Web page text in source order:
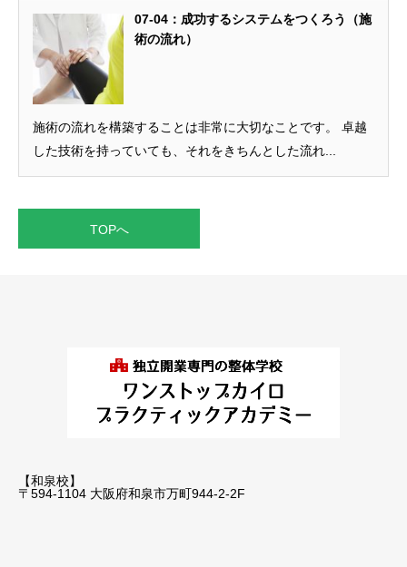
07-04：成功するシステムをつくろう（施
術の流れ）
施術の流れを構築することは非常に大切なことです。 卓越
した技術を持っていても、それをきちんとした流れ...
TOPへ
【和泉校】
〒594-1104 大阪府和泉市万町944-2-2F